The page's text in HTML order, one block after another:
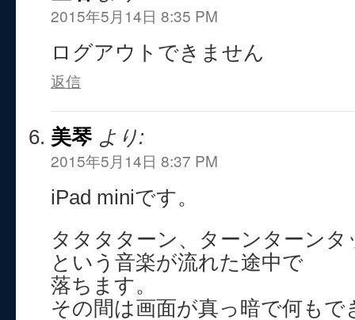
2015年5月14日 8:35 PM
ログアウトできません
返信
美琴 より:
2015年5月14日 8:37 PM
iPad miniです。
タタタターン、ターンターン
という音楽が流れた途中で
落ちます。
その間は画面が真っ暗で何もで